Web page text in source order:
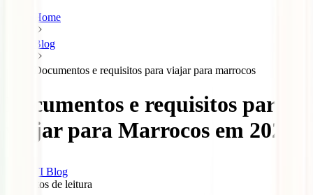
Home
Blog
Documentos e requisitos para viajar para marrocos
Documentos e requisitos para
viajar para Marrocos em 2025
IATI Blog
minutos de leitura